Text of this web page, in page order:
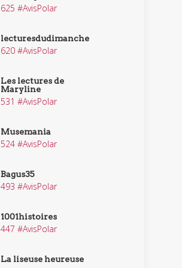
625 #AvisPolar
lecturesdudimanche
620 #AvisPolar
Les lectures de
Maryline
531 #AvisPolar
Musemania
524 #AvisPolar
Bagus35
493 #AvisPolar
1001histoires
447 #AvisPolar
La liseuse heureuse